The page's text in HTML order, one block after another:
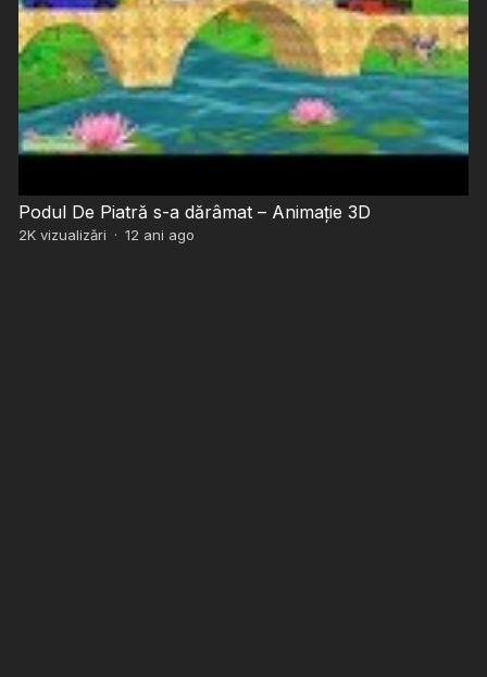
Podul De Piatră s-a dărâmat – Animație 3D
2Kvizualizări · 12 ani ago